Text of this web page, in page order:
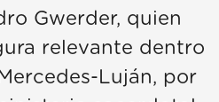
Gwerder, quien
relevante dentro
Luján, por